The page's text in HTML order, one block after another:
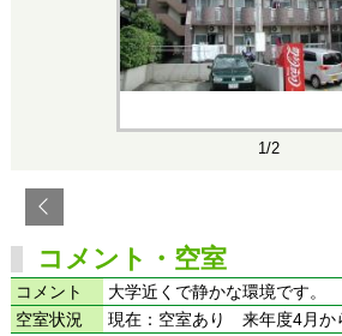
1/2
コメント・空室
コメント
大学近くで静かな環境です。
空室状況
現在：空室あり 来年度4月か